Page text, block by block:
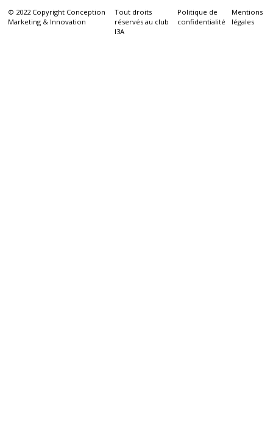
© 2022 Copyright Conception
Marketing & Innovation
Tout droits
réservés au club
I3A
Politique de
confidentialité
Mentions
légales